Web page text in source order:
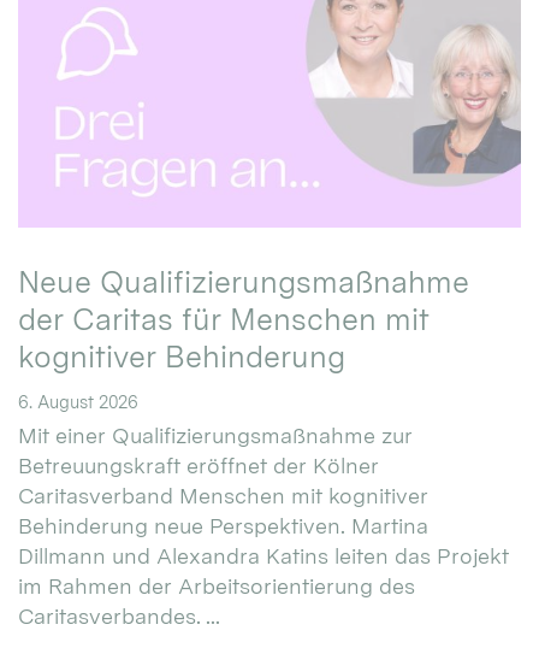
Neue Qualifizierungsmaßnahme
der Caritas für Menschen mit
kognitiver Behinderung
6. August 2026
Mit einer Qualifizierungsmaßnahme zur
Betreuungskraft eröffnet der Kölner
Caritasverband Menschen mit kognitiver
Behinderung neue Perspektiven. Martina
Dillmann und Alexandra Katins leiten das Projekt
im Rahmen der Arbeitsorientierung des
Caritasverbandes. ...